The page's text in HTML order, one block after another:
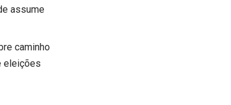
assume
caminho
eleições